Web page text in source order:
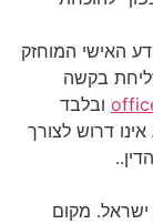
האישי המוחזק
בקשה
ובלבד
דרוש לצורך
ישראל. מקום